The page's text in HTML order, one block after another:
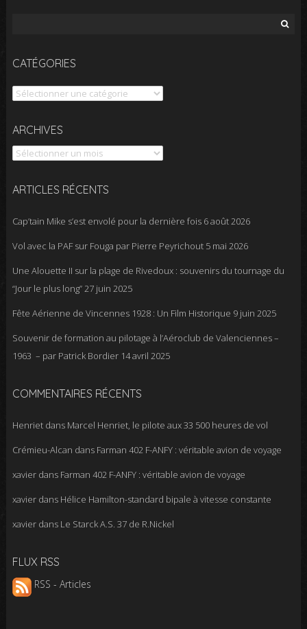
CATÉGORIES
Catégories
ARCHIVES
Archives
ARTICLES RÉCENTS
Cap’tain Mike s’est envolé pour la dernière fois 6 août 2026
Vol avec la PAF sur Fouga par Pierre Peyrichout 5 mai 2026
Une Alouette II sur la plage de Rivedoux : souvenirs du tournage du
“Jour le plus long”27 juin 2025
Fête Aérienne de Vincennes 1928 : Un Film Historique 9 juin 2025
Souvenir de formation au pilotage à l’Aéroclub de Valenciennes –
1963 – par Patrick Bordier 14 avril 2025
COMMENTAIRES RÉCENTS
Henrietdans Marcel Henriet, le pilote aux 33 500 heures de vol
Crémieu-Alcan dans Farman 402 F-ANFY : véritable avion de voyage
xavierdans Farman 402 F-ANFY : véritable avion de voyage
xavierdans Hélice Hamilton-standard bipale à vitesse constante
xavierdans Le Starck A.S. 37 de R.Nickel
FLUX RSS
RSS - Articles